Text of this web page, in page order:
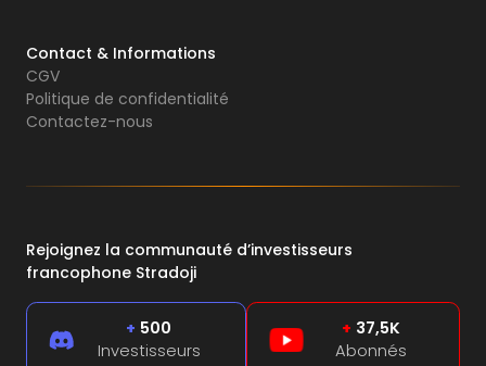
Contact & Informations
CGV
Politique de confidentialité
Contactez-nous
Rejoignez la communauté d’investisseurs
francophone Stradoji
+ 500
Investisseurs
+ 37,5K
Abonnés